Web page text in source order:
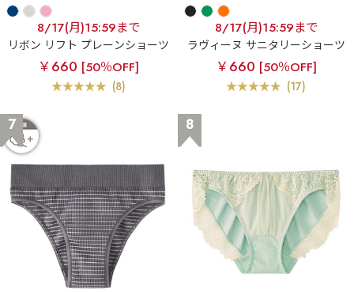
8/17(月)15:59まで
リボン リフト プレーンショーツ
￥660 [50％OFF]
(8)
8/17(月)15:59まで
ラヴィーヌ サニタリーショーツ
￥660 [50％OFF]
(17)
7 8